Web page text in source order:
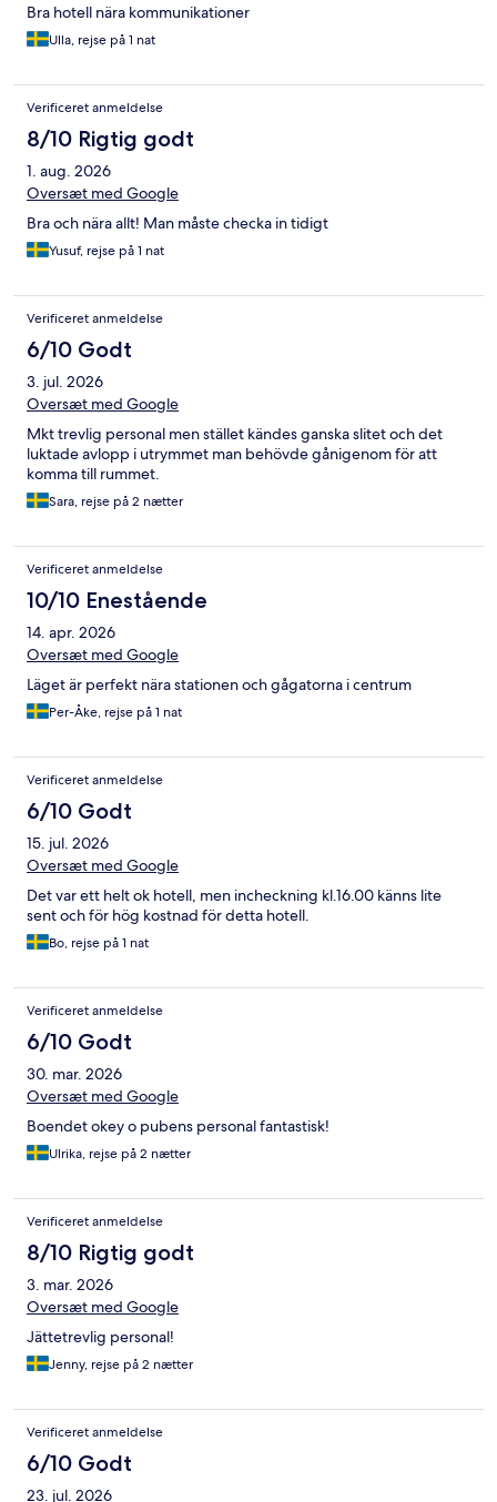
Bra hotell nära kommunikationer
Ulla, rejse på 1 nat
Verificeret anmeldelse
8/10 Rigtig godt
1. aug. 2026
Oversæt med Google
Bra och nära allt! Man måste checka in tidigt
Yusuf, rejse på 1 nat
Verificeret anmeldelse
6/10 Godt
3. jul. 2026
Oversæt med Google
Mkt trevlig personal men stället kändes ganska slitet och det
luktade avlopp i utrymmet man behövde gånigenom för att
komma till rummet.
Sara, rejse på 2 nætter
Verificeret anmeldelse
10/10 Enestående
14. apr. 2026
Oversæt med Google
Läget är perfekt nära stationen och gågatorna i centrum
Per-Åke, rejse på 1 nat
Verificeret anmeldelse
6/10 Godt
15. jul. 2026
Oversæt med Google
Det var ett helt ok hotell, men incheckning kl.16.00 känns lite
sent och för hög kostnad för detta hotell.
Bo, rejse på 1 nat
Verificeret anmeldelse
6/10 Godt
30. mar. 2026
Oversæt med Google
Boendet okey o pubens personal fantastisk!
Ulrika, rejse på 2 nætter
Verificeret anmeldelse
8/10 Rigtig godt
3. mar. 2026
Oversæt med Google
Jättetrevlig personal!
Jenny, rejse på 2 nætter
Verificeret anmeldelse
6/10 Godt
23. jul. 2026